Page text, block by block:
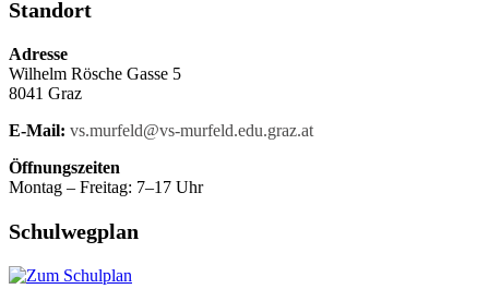
Standort
Adresse
Wilhelm Rösche Gasse 5
8041 Graz
E-Mail: vs.murfeld@vs-murfeld.edu.graz.at
Öffnungszeiten
Montag – Freitag: 7–17 Uhr
Schulwegplan